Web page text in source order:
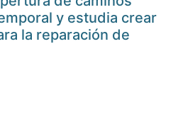
y estudia crear
la reparación de